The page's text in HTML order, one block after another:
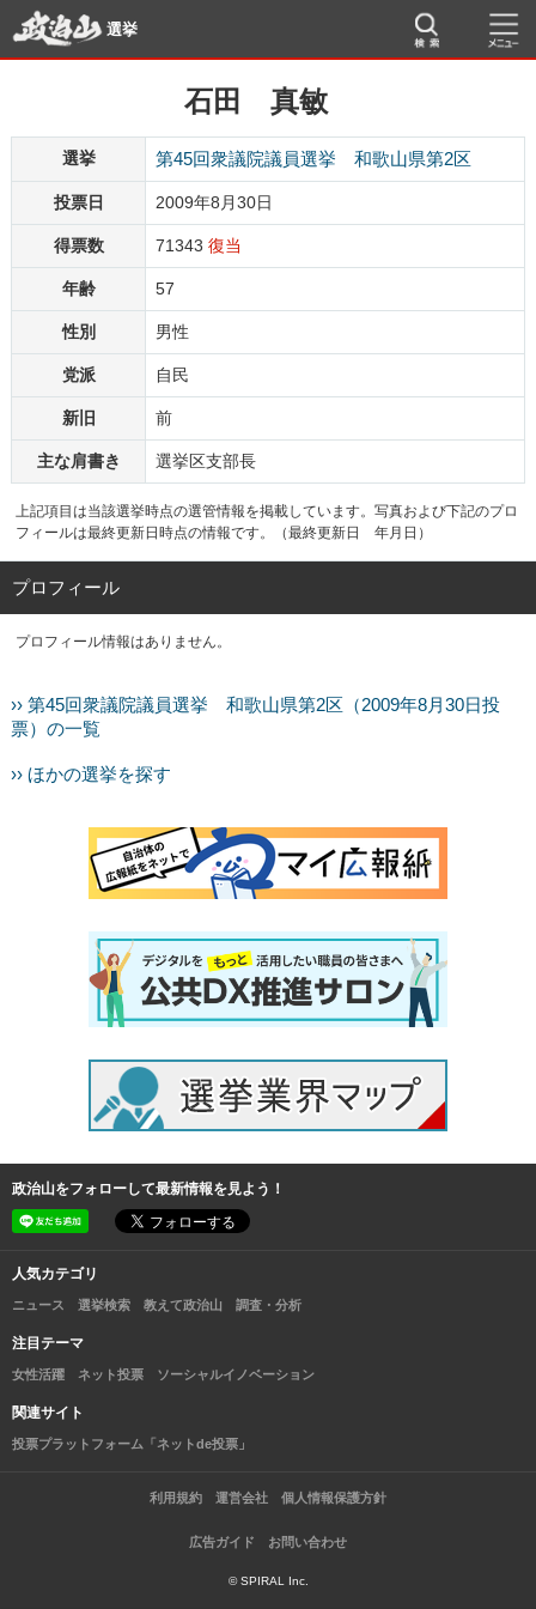
選挙
石田 真敏
選挙 第45回衆議院議員選挙 和歌山県第2区
投票日 2009年8月30日
得票数 71343 復当
年齢 57
性別 男性
党派 自民
新旧 前
主な肩書き 選挙区支部長
上記項目は当該選挙時点の選管情報を掲載しています。写真および下記のプロ
フィールは最終更新日時点の情報です。（最終更新日 年月日）
プロフィール
プロフィール情報はありません。
›› 第45回衆議院議員選挙 和歌山県第2区（2009年8月30日投
票）の一覧
›› ほかの選挙を探す
政治山をフォローして最新情報を見よう！
人気カテゴリ
ニュース 選挙検索 教えて政治山 調査・分析
注目テーマ
女性活躍 ネット投票 ソーシャルイノベーション
関連サイト
投票プラットフォーム「ネットde投票」
利用規約 運営会社 個人情報保護方針
広告ガイド お問い合わせ
© SPIRAL Inc.